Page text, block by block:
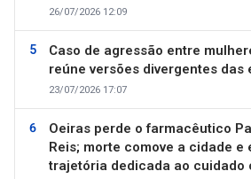
26/07/2026 12:09
Caso de agressão entre
reúne versões divergentes das
23/07/2026 17:07
Oeiras perde o farmacêutico
Reis; morte comove a cidade e
trajetória dedicada ao cuidado